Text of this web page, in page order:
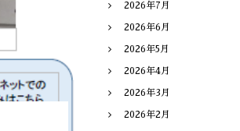
2026年7月
2026年6月
2026年5月
2026年4月
2026年3月
2026年2月